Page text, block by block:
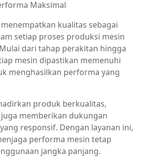
Maksimal
menempatkan kualitas sebagai
setiap proses produksi mesin
dari tahap perakitan hingga
mesin dipastikan memenuhi
menghasilkan performa yang
produk berkualitas,
juga memberikan dukungan
responsif. Dengan layanan ini,
performa mesin tetap
jangka panjang.